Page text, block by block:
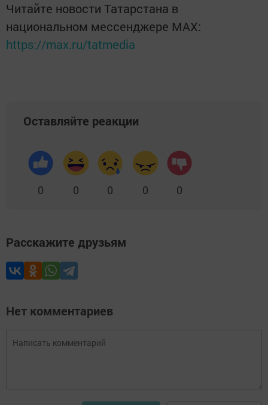
Читайте новости Татарстана в
национальном мессенджере MАХ:
https://max.ru/tatmedia
Оставляйте реакции
0 0 0 0 0
Расскажите друзьям
Нет комментариев